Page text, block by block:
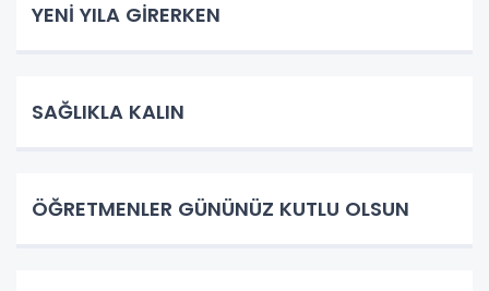
YENİ YILA GİRERKEN
SAĞLIKLA KALIN
ÖĞRETMENLER GÜNÜNÜZ KUTLU OLSUN